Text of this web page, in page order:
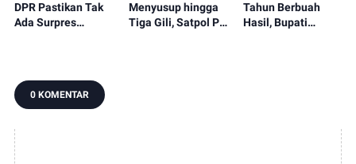
DPR Pastikan Tak
Ada Surpres
Menyusup hingga
Tiga Gili, Satpol PP
Tahun Berbuah
Hasil, Bupati
0 KOMENTAR